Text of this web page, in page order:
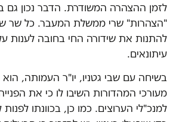
לזמן ההצהרה המשודרת. הדבר נכון
"הצהרות" שרי ממשלת המעבר. כל שר
להתנות את שידורה החי בחובה לענות
עיתונאים.
בשיחה עם שבי גטניו, יו"ר העמותה,
מעורכי המהדורות השיבו לו כי את
למנכ"לי הערוצים. כמו כן, בכוונתו לפנות